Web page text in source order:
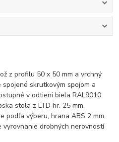
z profilu 50 x 50 mm a vrchný
skrutkovým spojom a
v odtieni biela RAL9010
stola z LTD hr. 25 mm,
podľa výberu, hrana ABS 2 mm.
drobných nerovností